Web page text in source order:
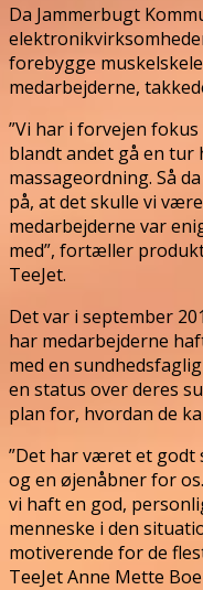
Da Jammerbugt
forebygge
medarbejderne,
”Vi har i forvejen
blandt andet gå en
massageordning. Så
på, at det skulle vi
medarbejderne var
med”, fortæller
TeeJet.
Det var i september
har medarbejderne
med en
en status over deres
plan for, hvordan de
”Det har været et godt
og en øjenåbner for
vi haft en god,
menneske i den
motiverende for de
TeeJet Anne Mette